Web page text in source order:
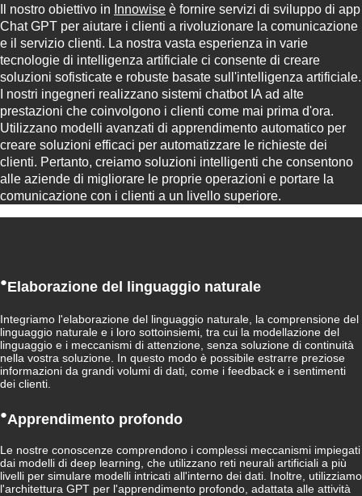
Il nostro obiettivo in Innowise è fornire servizi di sviluppo di app
Chat GPT per aiutare i clienti a rivoluzionare la comunicazione
e il servizio clienti. La nostra vasta esperienza in varie
tecnologie di intelligenza artificiale ci consente di creare
soluzioni sofisticate e robuste basate sull'intelligenza artificiale.
I nostri ingegneri realizzano sistemi chatbot IA ad alte
prestazioni che coinvolgono i clienti come mai prima d'ora.
Utilizzano modelli avanzati di apprendimento automatico per
creare soluzioni efficaci per automatizzare le richieste dei
clienti. Pertanto, creiamo soluzioni intelligenti che consentono
alle aziende di migliorare le proprie operazioni e portare la
comunicazione con i clienti a un livello superiore.
●Elaborazione del linguaggio naturale
Integriamo l'elaborazione del linguaggio naturale, la comprensione del
linguaggio naturale e i loro sottoinsiemi, tra cui la modellazione del
linguaggio e i meccanismi di attenzione, senza soluzione di continuità
nella vostra soluzione. In questo modo è possibile estrarre preziose
informazioni da grandi volumi di dati, come i feedback e i sentimenti
dei clienti.
●Apprendimento profondo
Le nostre conoscenze comprendono i complessi meccanismi impiegati
dai modelli di deep learning, che utilizzano reti neurali artificiali a più
livelli per simulare modelli intricati all'interno dei dati. Inoltre, utilizziamo
l'architettura GPT per l'apprendimento profondo, adattata alle attività